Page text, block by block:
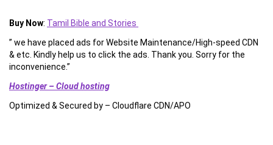
Buy Now: Tamil Bible and Stories
” we have placed ads for Website Maintenance/High-speed CDN
& etc. Kindly help us to click the ads. Thank you. Sorry for the
inconvenience.”
Hostinger – Cloud hosting
Optimized & Secured by – Cloudflare CDN/APO